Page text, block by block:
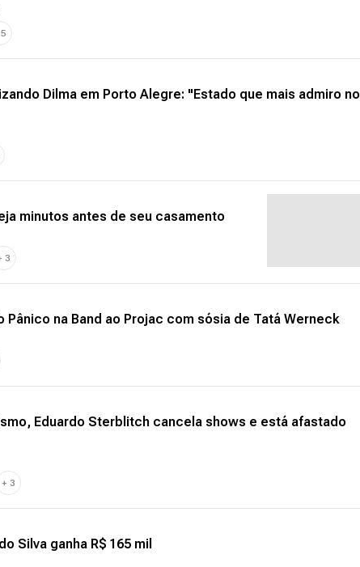
5
Dilma em Porto Alegre: "Estado que mais admiro no
minutos antes de seu casamento
3
Pânico na Band ao Projac com sósia de Tatá Werneck
Eduardo Sterblitch cancela shows e está afastado
+ 3
Silva ganha R$ 165 mil